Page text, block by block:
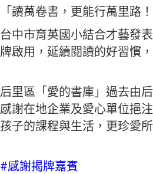
「讀萬卷書，更能行萬里路！
台中市育英國小結合才藝發
牌啟用，延續閱讀的好習慣
后里區「愛的書庫」過去由
感謝在地企業及愛心單位挹
孩子的課程與生活，更珍愛
#感謝揭牌嘉賓